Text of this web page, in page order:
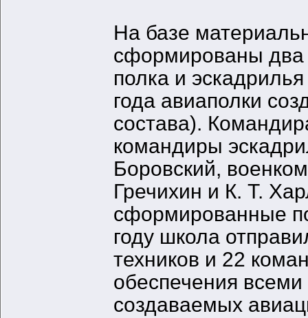
На базе
сформированы два
полка и
года авиаполки
состава).
командиры
Боровский,
Гречихин и К. Т.
сформированные
году школа
техников и 22
обеспечения
создаваемых